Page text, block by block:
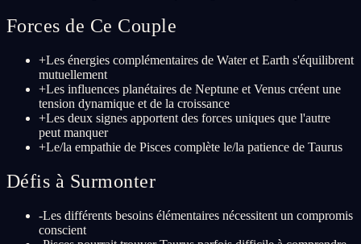
Forces de Ce Couple
+Les énergies complémentaires de Water et Earth s'équilibrent
mutuellement
+Les influences planétaires de Neptune et Venus créent une
tension dynamique et de la croissance
+Les deux signes apportent des forces uniques que l'autre
peut manquer
+Le/la empathie de Pisces complète le/la patience de Taurus
Défis à Surmonter
-Les différents besoins élémentaires nécessitent un compromis
conscient